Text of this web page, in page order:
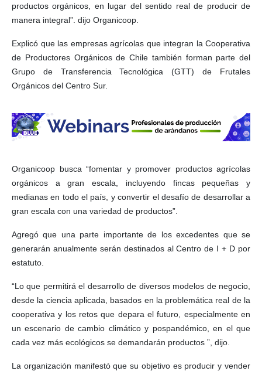
productos orgánicos, en lugar del sentido real de producir de
manera integral”. dijo Organicoop.
Explicó que las empresas agrícolas que integran la Cooperativa
de Productores Orgánicos de Chile también forman parte del
Grupo de Transferencia Tecnológica (GTT) de Frutales
Orgánicos del Centro Sur.
Organicoop busca “fomentar y promover productos agrícolas
orgánicos a gran escala, incluyendo fincas pequeñas y
medianas en todo el país, y convertir el desafío de desarrollar a
gran escala con una variedad de productos”.
Agregó que una parte importante de los excedentes que se
generarán anualmente serán destinados al Centro de I + D por
estatuto.
“Lo que permitirá el desarrollo de diversos modelos de negocio,
desde la ciencia aplicada, basados ​​en la problemática real de la
cooperativa y los retos que depara el futuro, especialmente en
un escenario de cambio climático y pospandémico, en el que
cada vez más ecológicos se demandarán productos ”, dijo.
La organización manifestó que su objetivo es producir y vender